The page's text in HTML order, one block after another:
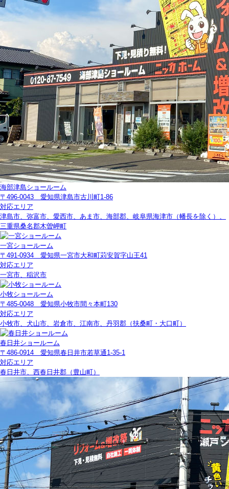
海部津島ショールーム
〒496-0043 愛知県津島市古川町1-86
対応エリア
津島市、弥富市、愛西市、あま市、海部郡、岐阜県海津市（幡長を除く）、
三重県桑名郡木曽岬町
一宮ショールーム
〒491-0934 愛知県一宮市大和町苅安賀字山王41
対応エリア
一宮市、稲沢市
小牧ショールーム
〒485-0048 愛知県小牧市間々本町130
対応エリア
小牧市、犬山市、岩倉市、江南市、丹羽郡（扶桑町・大口町）
春日井ショールーム
〒486-0914 愛知県春日井市若草通1-35-1
対応エリア
春日井市、西春日井郡（豊山町）